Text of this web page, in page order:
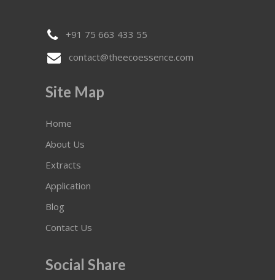
+91 75 663 433 55
contact@theecoessence.com
Site Map
Home
About Us
Extracts
Application
Blog
Contact Us
Social Share